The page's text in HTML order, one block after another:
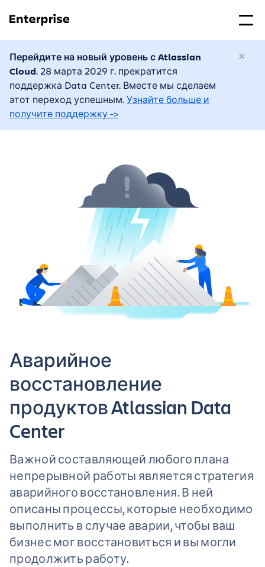
Перейдите на новый уровень с Atlassian
Cloud. 28 марта 2029 г. прекратится
поддержка Data Center. Вместе мы сделаем
этот переход успешным.Узнайте больше и
получите поддержку ->
Аварийное
восстановление
продуктов Atlassian Data
Center
Важной составляющей любого плана
непрерывной работы является стратегия
аварийного восстановления. В ней
описаны процессы, которые необходимо
выполнить в случае аварии, чтобы ваш
бизнес мог восстановиться и вы могли
продолжить работу.